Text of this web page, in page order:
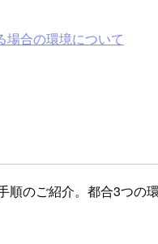
場合の環境について
のご紹介。都合3つの